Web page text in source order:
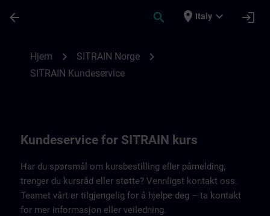
arrow_back search place Italy expand_more login
Hjem chevron_right SITRAIN Norge chevron_right
SITRAIN Kundeservice
Kundeservice for SITRAIN kurs
Har du spørsmål om kursbestilling eller påmelding,
trenger du kursråd eller støtte? Vennligst kontakt oss.
Teamet vårt er tilgjengelig for å hjelpe deg – ta kontakt
for mer informasjon eller veiledning.